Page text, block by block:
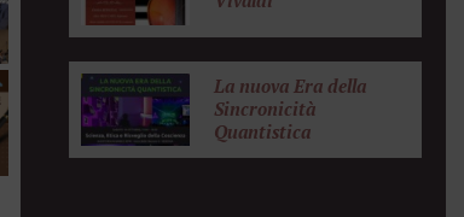
La nuova Era della
Sincronicità
Quantistica